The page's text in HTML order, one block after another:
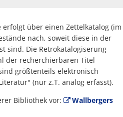
über einen Zettelkatalog (im
nach, soweit diese in der
sind. Die Retrokatalogiserung
der recherchierbaren Titel
größtenteils elektronisch
(nur z.T. analog erfasst).
Bibliothek vor:
Wallbergers